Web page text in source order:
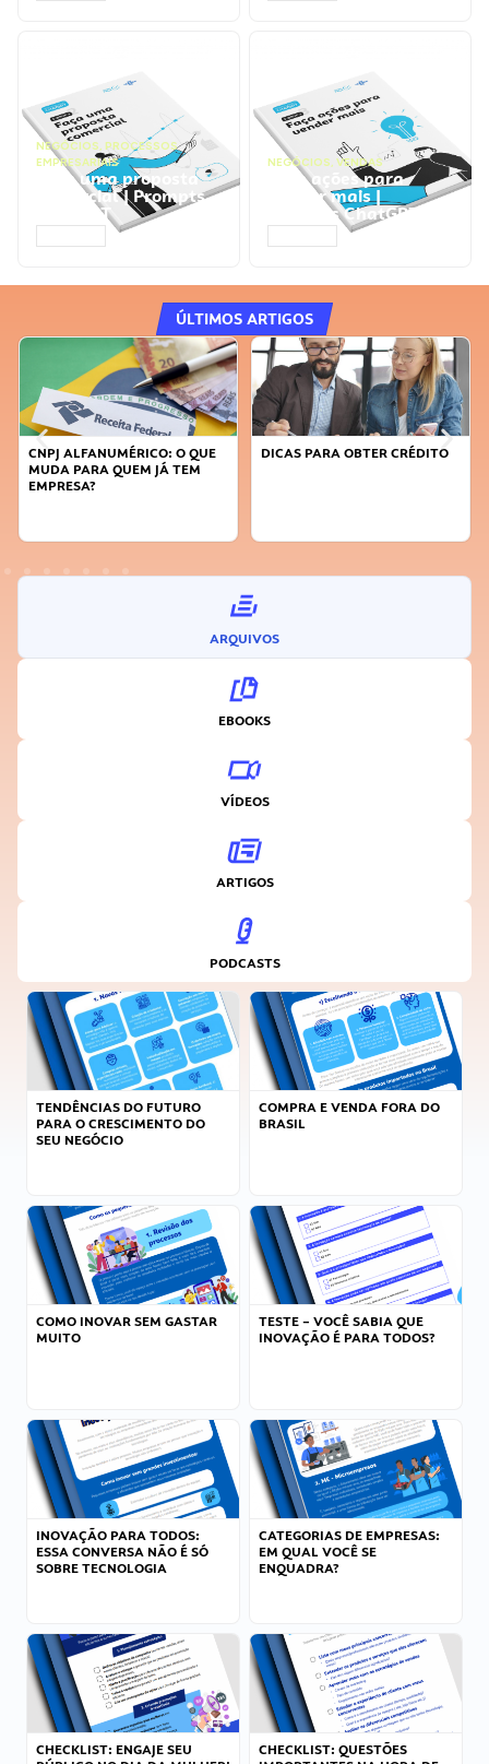
NEGÓCIOS, PROCESSOS
EMPRESARIAIS
Faça uma proposta
comercial | Prompts
ChatGPT
NEGÓCIOS, VENDAS
Faça ações para
vender mais |
Prompts ChatGPT
ÚLTIMOS ARTIGOS
CNPJ ALFANUMÉRICO: O QUE
MUDA PARA QUEM JÁ TEM
EMPRESA?
DICAS PARA OBTER CRÉDITO
ARQUIVOS
EBOOKS
VÍDEOS
ARTIGOS
PODCASTS
TENDÊNCIAS DO FUTURO
PARA O CRESCIMENTO DO
SEU NEGÓCIO
COMPRA E VENDA FORA DO
BRASIL
COMO INOVAR SEM GASTAR
MUITO
TESTE – VOCÊ SABIA QUE
INOVAÇÃO É PARA TODOS?
INOVAÇÃO PARA TODOS:
ESSA CONVERSA NÃO É SÓ
SOBRE TECNOLOGIA
CATEGORIAS DE EMPRESAS:
EM QUAL VOCÊ SE
ENQUADRA?
CHECKLIST: ENGAJE SEU
CHECKLIST: QUESTÕES